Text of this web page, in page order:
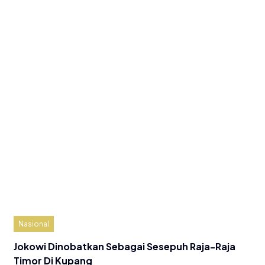
Nasional
Jokowi Dinobatkan Sebagai Sesepuh Raja-Raja
Timor Di Kupang